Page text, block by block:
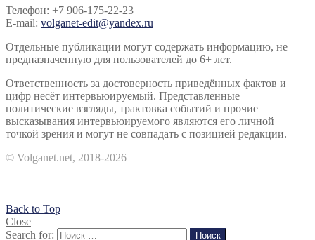
Телефон: +7 906-175-22-23
E-mail: volganet-edit@yandex.ru
Отдельные публикации могут содержать информацию, не
предназначенную для пользователей до 6+ лет.
Ответственность за достоверность приведённых фактов и
цифр несёт интервьюируемый. Представленные
политические взгляды, трактовка событий и прочие
высказывания интервьюируемого являются его личной
точкой зрения и могут не совпадать с позицией редакции.
© Volganet.net, 2018-2026
Back to Top
Close
Search for:
Поиск